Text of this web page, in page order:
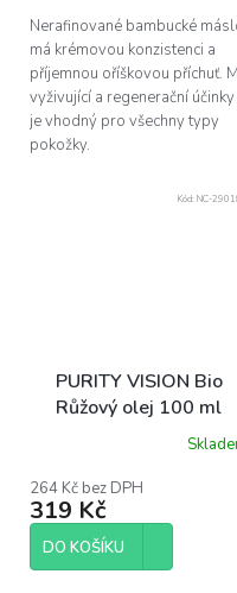
Nerafinované bambucké
má krémovou konzistenci a
příjemnou oříškovou příchuť.
vyživující a regenerační účinky
je vhodný pro všechny typy
pokožky.
PURITY VISION Bio
Růžový olej 100 ml
produktu
je
5,0
5
264 Kč bez DPH
319 Kč
DO KOŠÍKU
Kód: NC-